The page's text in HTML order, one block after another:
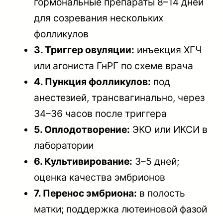
для созревания нескольких
фолликулов
3. Триггер овуляции: инъекция ХГЧ
или агониста ГнРГ по схеме врача
4. Пункция фолликулов: под
анестезией, трансвагинально, через
34–36 часов после триггера
5. Оплодотворение: ЭКО или ИКСИ в
лаборатории
6. Культивирование: 3–5 дней;
оценка качества эмбрионов
7. Перенос эмбриона: в полость
матки; поддержка лютеиновой фазой